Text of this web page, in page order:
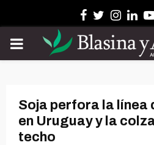
Facebook
Twitter
PRIMARY
Soja perfora la línea
en Uruguay y la
techo